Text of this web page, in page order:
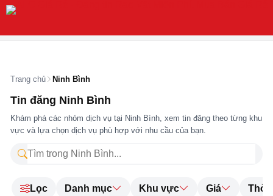
Trang chủ Ninh Bình
Tin đăng Ninh Bình
Khám phá các nhóm dịch vụ tại Ninh Bình, xem tin đăng theo từng khu
vực và lựa chọn dịch vụ phù hợp với nhu cầu của bạn.
Lọc Danh mục Khu vực Giá Thời